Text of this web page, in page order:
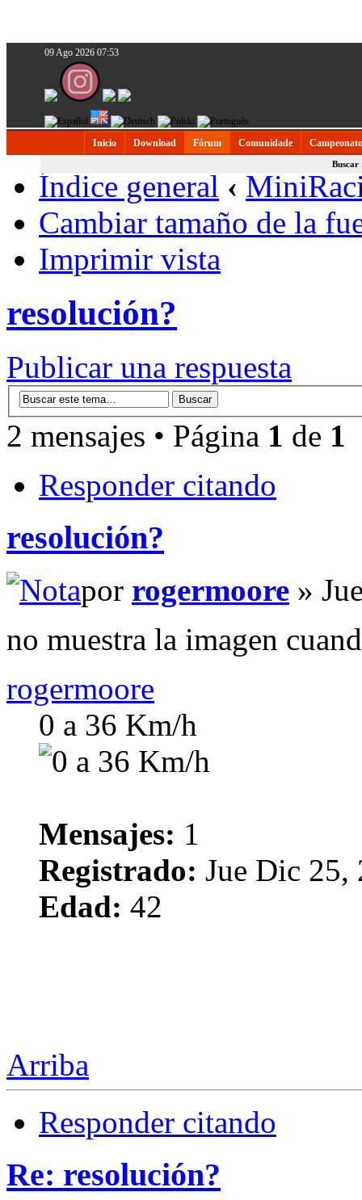
09 Ago 2026 07:53
Inicio Download Fórum Comunidade
Buscar
Índice general ‹
Cambiar tamaño de la
Imprimir vista
resolución?
Publicar una respuesta
2 mensajes • Página 1 de 1
Responder citando
resolución?
por rogermoore »
no muestra la imagen
rogermoore
0 a 36 Km/h
Mensajes: 1
Registrado: Jue Dic 25,
Edad: 42
Arriba
Responder citando
Re: resolución?